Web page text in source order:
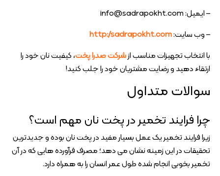
– ایمیل: info@sadrapokht.com
– وب سایت:http://sadrapokht.com
با انتخاب تجهیزات مناسب ازشرکت صدرا پخت، کیفیت نان خود را
ارتقاء دهید و رضایت مشتریان خود را جلب کنید!
سوالات متداول
چرا فرایند تخمیر در پخت نان مهم است؟
زیرا فرایند تخمیر یک عمل بسیار مفید در پخت نان بوده و جدیدترین
تحقیقات در این زمینه نشان می دهد؛ مصرف فرآورده هایی که در آن
تخمیر بخوبی انجام شده طول عمر انسان را به همراه دارد.